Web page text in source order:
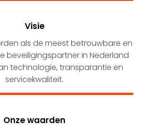
Visie
als de meest betrouwbare en
beveiligingspartner in Nederland
technologie, transparantie en
servicekwaliteit.
Onze waarden